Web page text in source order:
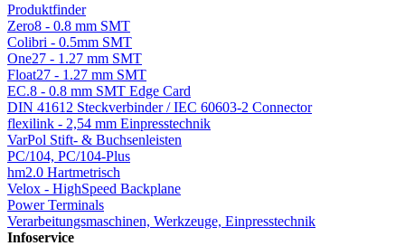
Produktfinder
Zero8 - 0.8 mm SMT
Colibri - 0.5mm SMT
One27 - 1.27 mm SMT
Float27 - 1.27 mm SMT
EC.8 - 0.8 mm SMT Edge Card
DIN 41612 Steckverbinder / IEC 60603-2 Connector
flexilink - 2,54 mm Einpresstechnik
VarPol Stift- & Buchsenleisten
PC/104, PC/104-Plus
hm2.0 Hartmetrisch
Velox - HighSpeed Backplane
Power Terminals
Verarbeitungsmaschinen, Werkzeuge, Einpresstechnik
Infoservice